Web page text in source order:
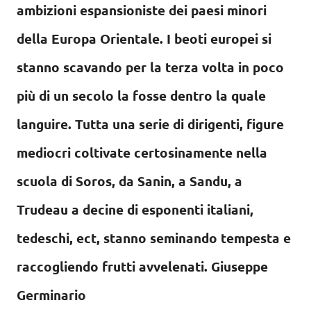
ambizioni espansioniste dei paesi minori
della Europa Orientale. I beoti europei si
stanno scavando per la terza volta in poco
più di un secolo la fosse dentro la quale
languire. Tutta una serie di dirigenti, figure
mediocri coltivate certosinamente nella
scuola di Soros, da Sanin, a Sandu, a
Trudeau a decine di esponenti italiani,
tedeschi, ect, stanno seminando tempesta e
raccogliendo frutti avvelenati. Giuseppe
Germinario